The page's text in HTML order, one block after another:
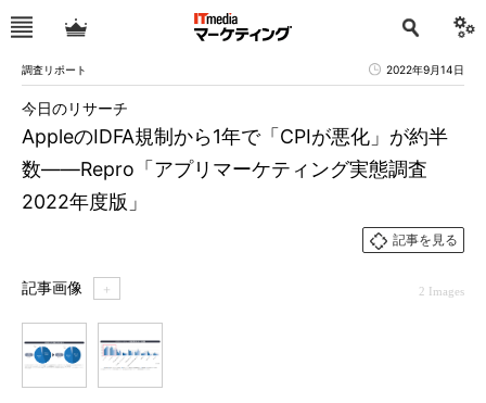
調査リポート 2022年9月14日
AppleのIDFA規制から1年で「CPIが悪化」が約半
数――Repro「アプリマーケティング実態調査
2022年度版」
今日のリサーチ
記事を見る
記事画像 ＋ 2 Images